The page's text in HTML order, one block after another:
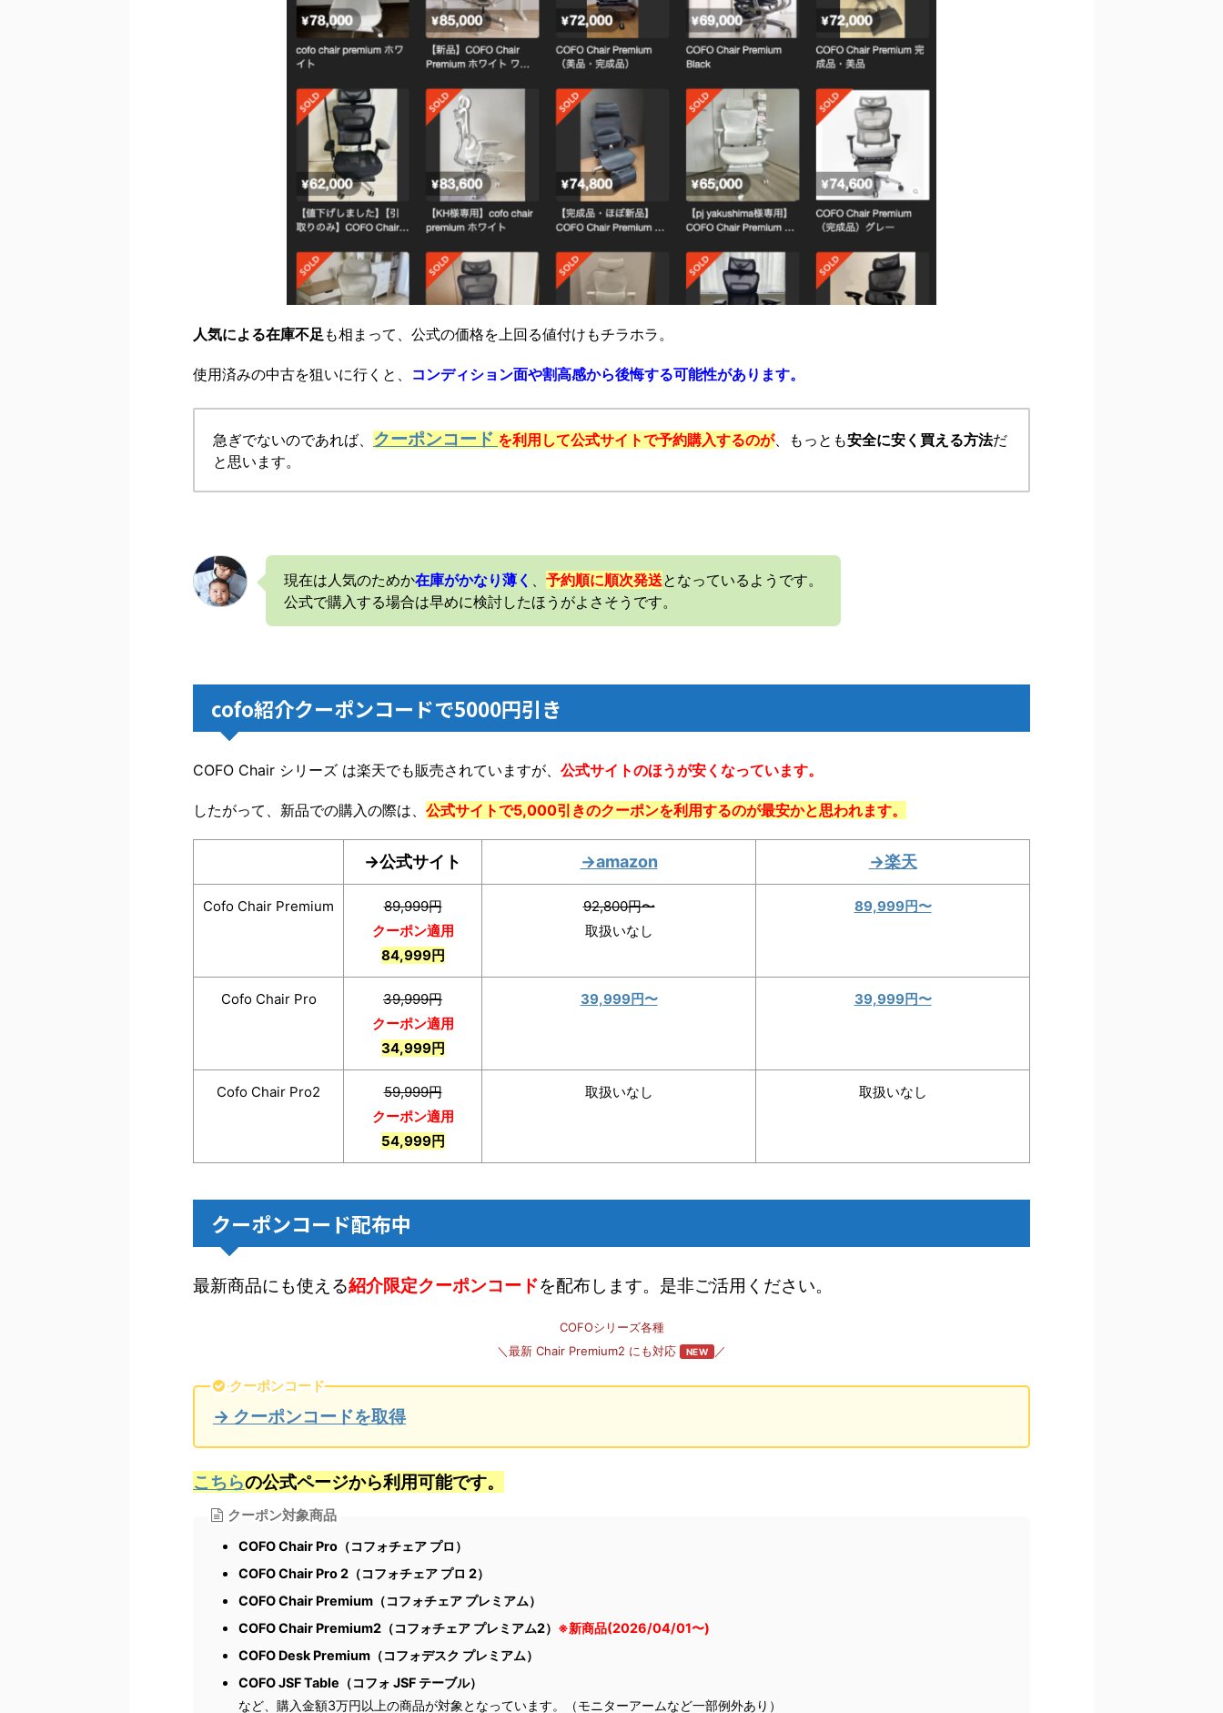
人気による在庫不足 も相まって、公式の価格を上回る値付けもチラホラ。
使用済みの中古を狙いに行くと、 コンディション面や割高感から後悔する可能性があります。
急ぎでないのであれば、 クーポンコード を利用して公式サイトで予約購入するのが、もっとも安全に安く買える方法だ
と思います。
現在は人気のためか在庫がかなり薄く 予約順に順次発送となっているようです。
公式で購入する場合は早めに検討したほうがよさそうです。
cofo紹介クーポンコードで5000円引き
COFO Chair シリーズ は楽天でも販売されていますが、 公式サイトのほうが安くなっています。
したがって、新品での購入の際は、 公式サイトで5,000引きのクーポンを利用するのが最安かと思われます。
→公式サイト →amazon →楽天
Cofo Chair Premium
89,999円
クーポン適用
84,999円
92,800円〜
取扱いなし
89,999円〜
Cofo Chair Pro
39,999円
クーポン適用
34,999円
39,999円〜 39,999円〜
Cofo Chair Pro2
59,999円
クーポン適用
54,999円
取扱いなし 取扱いなし
クーポンコード配布中
最新商品にも使える紹介限定クーポンコードを配布します。是非ご活用ください。
COFOシリーズ各種
＼最新 Chair Premium2 にも対応
NEW ／
クーポンコード
→ クーポンコードを取得
こちらの公式ページから利用可能です。
クーポン対象商品
COFO Chair Pro（コフォチェア プロ）
COFO Chair Pro 2（コフォチェア プロ 2）
COFO Chair Premium（コフォチェア プレミアム）
COFO Chair Premium2（コフォチェア プレミアム2） ※新商品(2026/04/01〜)
COFO Desk Premium（コフォデスク プレミアム）
COFO JSF Table（コフォ JSF テーブル）
など、購入金額3万円以上の商品が対象となっています。（モニターアームなど一部例外あり）